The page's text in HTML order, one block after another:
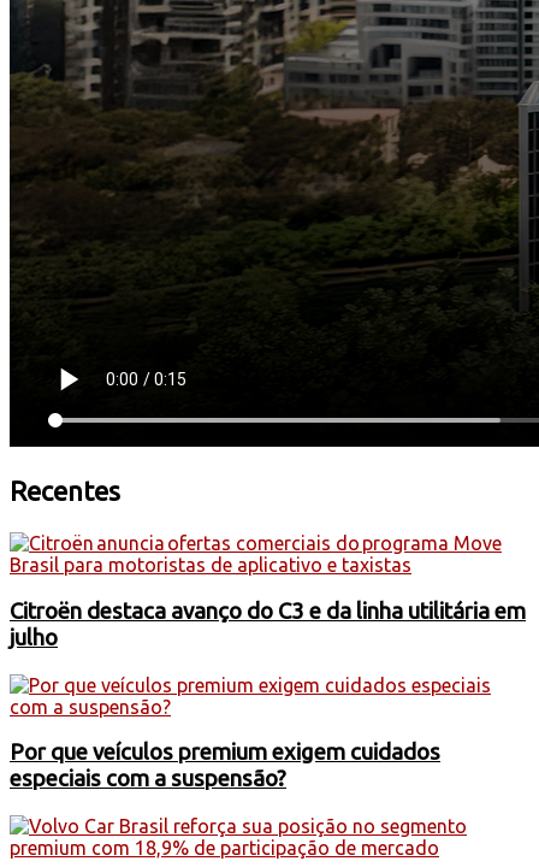
Recentes
Citroën destaca avanço do C3 e da linha utilitária em
julho
Por que veículos premium exigem cuidados
especiais com a suspensão?